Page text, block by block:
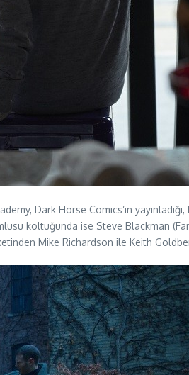
Dark Horse Comics’in
koltuğunda ise Steve Blackman
Mike Richardson ile Keith